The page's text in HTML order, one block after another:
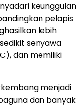
keunggulan
pelapis
lebih
senyawa
dan memiliki
menjadi
dan banyak